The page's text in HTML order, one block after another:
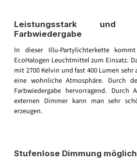
Leistungsstark
Farbwiedergabe
In dieser Illu-Partylichterkette
EcoHalogen Leuchtmittel zum Einsatz.
mit 2700 Kelvin und fast 400 Lumen sehr
eine wohnliche Atmosphäre. Durch
Farbwiedergabe hervorragend. Durch
externen Dimmer kann man sehr
erzeugen.
Stufenlose Dimmung möglich